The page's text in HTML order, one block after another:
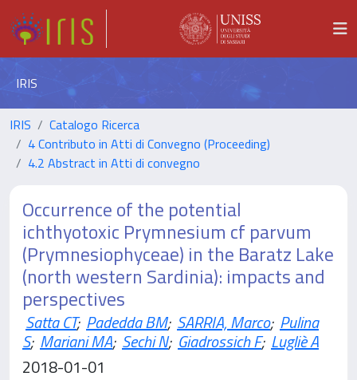
IRIS
IRIS
Catalogo Ricerca
4 Contributo in Atti di Convegno (Proceeding)
4.2 Abstract in Atti di convegno
Occurrence of the potential
ichthyotoxic Prymnesium cf parvum
(Prymnesiophyceae) in the Baratz Lake
(north western Sardinia): impacts and
perspectives
Satta CT; Padedda BM; SARRIA, Marco; Pulina
S; Mariani MA; Sechi N; Giadrossich F; Lugliè A
2018-01-01